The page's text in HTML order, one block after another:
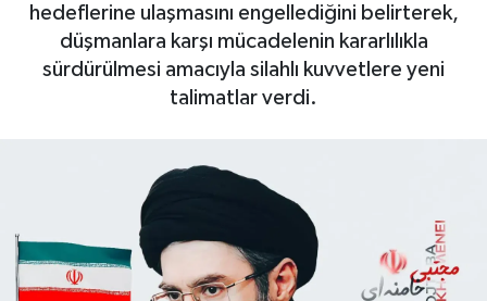
hedeflerine ulaşmasını engellediğini belirterek,
düşmanlara karşı mücadelenin kararlılıkla
sürdürülmesi amacıyla silahlı kuvvetlere yeni
talimatlar verdi.
Asayiş
Eğitim